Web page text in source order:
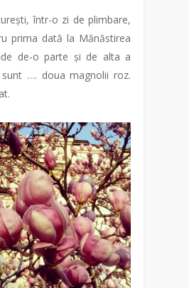
într-o zi de plimbare,
prima dată la Mănăstirea
de-o parte și de alta a
…. doua magnolii roz.